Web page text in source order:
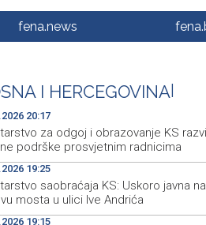
Conference on representation of
kozmetike
Prosecutor's Office indicts former
for alleged embezzlement
fena.news
I HERCEGOVINA
20:17
za odgoj i obrazovanje KS
podrške prosvjetnim radnicima
19:25
saobraćaja KS: Uskoro javna
mosta u ulici Ive Andrića
19:15